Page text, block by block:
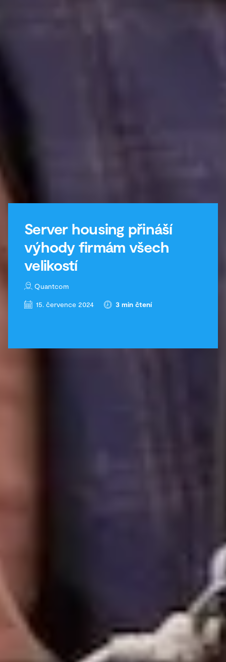
Server housing přináší
výhody firmám všech
velikostí
Quantcom
15. července 2024 3 min čtení